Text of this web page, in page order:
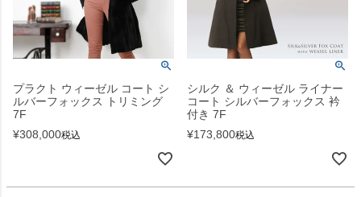
プラクト ウィーゼル コート シ
ルバーフォックス トリミング
7F
¥308,000税込
シルク ＆ ウィーゼル ライナー
コート シルバーフォックス 衿
付き 7F
¥173,800税込